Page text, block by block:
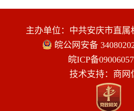
主办单位：中共安庆市直属
皖公网安备
皖ICP备
技术支持：商网